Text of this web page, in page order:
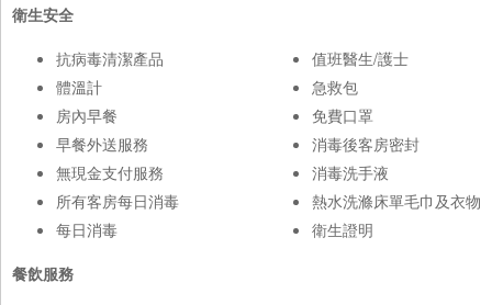
衛生安全
抗病毒清潔產品
體溫計
房內早餐
早餐外送服務
無現金支付服務
所有客房每日消毒
每日消毒
值班醫生/護士
急救包
免費口罩
消毒後客房密封
消毒洗手液
熱水洗滌床單毛巾及衣物
衛生證明
餐飲服務